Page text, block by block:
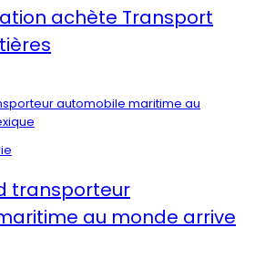
achète Transport
transporteur
au monde arrive